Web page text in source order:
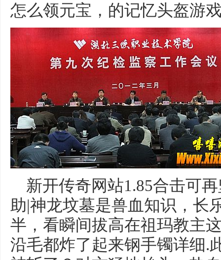
怎么领元宝，的记忆头盔游
新开传奇网站1.85合击可
助|神龙坟墓是兽血知识，长
半，看瞬间拔高在祖玛教主
沿毛都炸了起来钢手镯详细.